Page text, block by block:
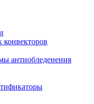
конвекторов
антиобледенения